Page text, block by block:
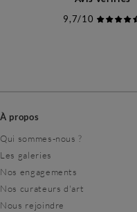
9,7/10
À propos
Qui sommes-nous ?
Les galeries
Nos engagements
Nos curateurs d'art
Nous rejoindre